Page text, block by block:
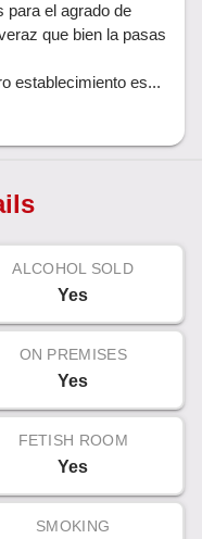
para el agrado de
que bien la pasas
ALCOHOL SOLD
Yes
ON PREMISES
Yes
FETISH ROOM
Yes
SMOKING